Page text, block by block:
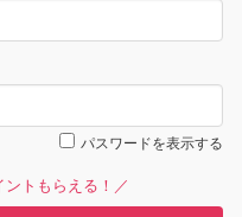
パスワードを表示する
トもらえる！／